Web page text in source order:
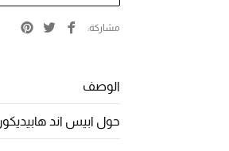
مشاركة
الوصف
حول ابيس اند هابيديكور